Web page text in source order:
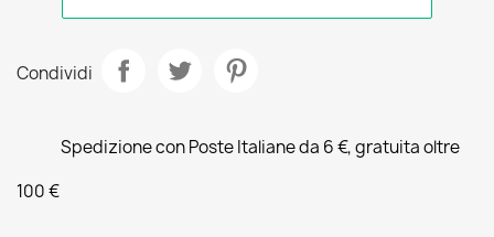
Condividi
Spedizione con Poste Italiane da 6 €, gratuita oltre
100 €